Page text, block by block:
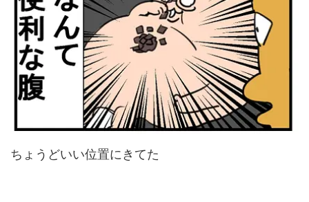
ちょうどいい位置にきてた